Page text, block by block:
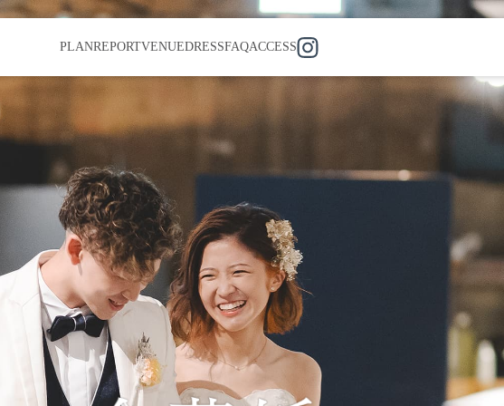
PLANREPORTVENUEDRESSFAQACCESS
挙式＋披露宴 家族結婚式